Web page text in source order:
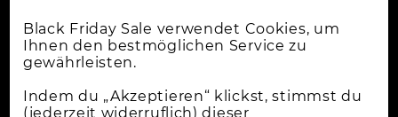
Online-Shops
Black Friday Sale verwendet Cookies, um
Ihnen den bestmöglichen Service zu
gewährleisten.
Indem du „Akzeptieren“ klickst, stimmst du
(jederzeit widerruflich) dieser